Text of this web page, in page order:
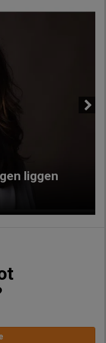
liggen